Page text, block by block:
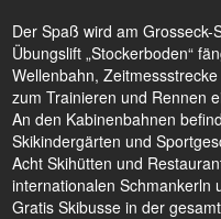
Der Spaß wird am
Übungslift „Stockerboden“
Wellenbahn,
zum Trainieren und Rennen
An den Kabinenbahnen
Skikindergärten und
Acht Skihütten und
internationalen Schmankerln
Gratis Skibusse in der